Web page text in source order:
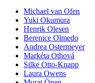
Michael van Ofen
Yuki Okumura
Henrik Olesen
Berenice Olmedo
Andrea Ostermeyer
Markéta Othová
Silke Otto-Knapp
Laura Owens